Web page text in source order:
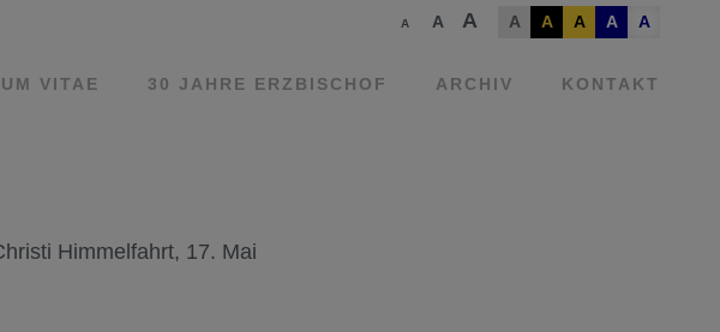
A A A A A A A A
VITAE 30 JAHRE ERZBISCHOF ARCHIV KONTAKT
Himmelfahrt, 17. Mai